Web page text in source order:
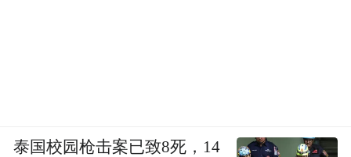
泰国校园枪击案已致8死，14